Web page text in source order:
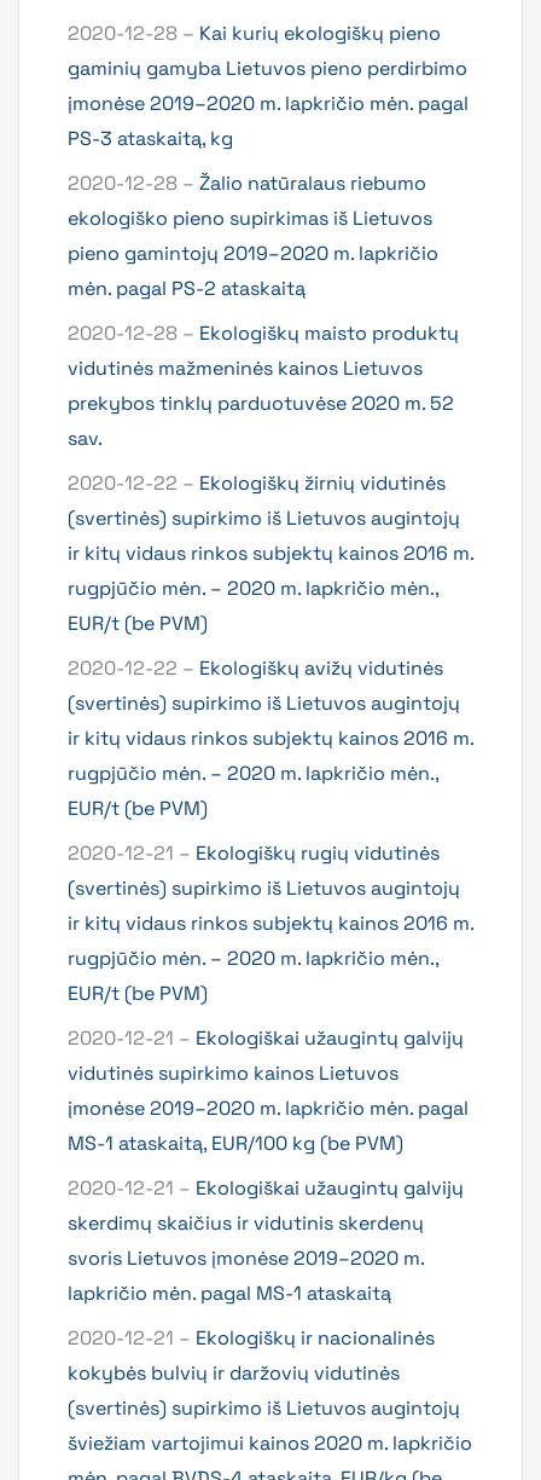
2020-12-28 – Kai kurių ekologiškų pieno
gaminių gamyba Lietuvos pieno perdirbimo
įmonėse 2019–2020 m. lapkričio mėn. pagal
PS-3 ataskaitą, kg
2020-12-28 – Žalio natūralaus riebumo
ekologiško pieno supirkimas iš Lietuvos
pieno gamintojų 2019–2020 m. lapkričio
mėn. pagal PS-2 ataskaitą
2020-12-28 – Ekologiškų maisto produktų
vidutinės mažmeninės kainos Lietuvos
prekybos tinklų parduotuvėse 2020 m. 52
sav.
2020-12-22 – Ekologiškų žirnių vidutinės
(svertinės) supirkimo iš Lietuvos augintojų
ir kitų vidaus rinkos subjektų kainos 2016 m.
rugpjūčio mėn. – 2020 m. lapkričio mėn.,
EUR/t (be PVM)
2020-12-22 – Ekologiškų avižų vidutinės
(svertinės) supirkimo iš Lietuvos augintojų
ir kitų vidaus rinkos subjektų kainos 2016 m.
rugpjūčio mėn. – 2020 m. lapkričio mėn.,
EUR/t (be PVM)
2020-12-21 – Ekologiškų rugių vidutinės
(svertinės) supirkimo iš Lietuvos augintojų
ir kitų vidaus rinkos subjektų kainos 2016 m.
rugpjūčio mėn. – 2020 m. lapkričio mėn.,
EUR/t (be PVM)
2020-12-21 – Ekologiškai užaugintų galvijų
vidutinės supirkimo kainos Lietuvos
įmonėse 2019–2020 m. lapkričio mėn. pagal
MS-1 ataskaitą, EUR/100 kg (be PVM)
2020-12-21 – Ekologiškai užaugintų galvijų
skerdimų skaičius ir vidutinis skerdenų
svoris Lietuvos įmonėse 2019–2020 m.
lapkričio mėn. pagal MS-1 ataskaitą
2020-12-21 – Ekologiškų ir nacionalinės
kokybės bulvių ir daržovių vidutinės
(svertinės) supirkimo iš Lietuvos augintojų
šviežiam vartojimui kainos 2020 m. lapkričio